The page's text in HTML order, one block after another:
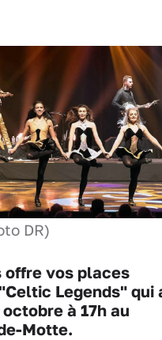
DR)
offre vos places
Legends" qui
à 17h au
Motte.